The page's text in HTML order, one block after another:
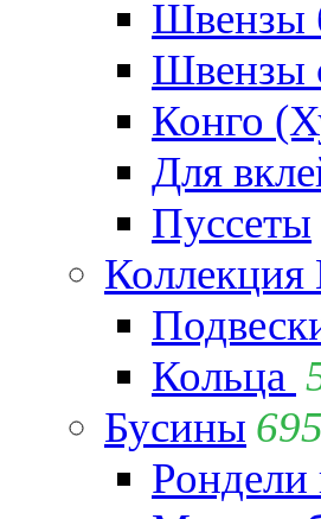
Швензы
Швензы
Конго
Для
Пуссеты
Кольца
Бусины 695
Рондели